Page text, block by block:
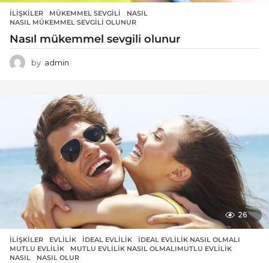
İLIŞKILER MÜKEMMEL SEVGILI ,NASIL
NASIL MÜKEMMEL SEVGILI OLUNUR
Nasıl mükemmel sevgili olunur
by admin
26
İLIŞKILER EVLILIK ,IDEAL EVLILIK ,İDEAL EVLILIK NASIL OLMALI
MUTLU EVLILIK
,MUTLU EVLILIK NASIL OLMALIMUTLU EVLILIK
NASIL
,NASIL OLUR